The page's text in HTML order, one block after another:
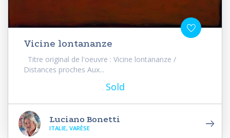
Vicine lontananze
Titre original de l'oeuvre : Vicine lontananze /
Distances proches Aux...
Sold
Luciano Bonetti
ITALIE, VARÈSE